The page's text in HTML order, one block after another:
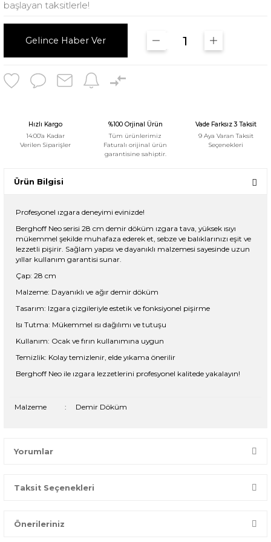
başlayan taksitlerle!
Gelince Haber Ver
Hızlı Kargo
14:00'a Kadar
Verilen Siparişler
%100 Orjinal Ürün
Tüm ürünlerimiz
Faturalı orijinal ürün
garantisine sahiptir.
Vade Farksız 3 Taksit
9 Aya Varan Taksit
Seçenekleri
Ürün Bilgisi
Profesyonel ızgara deneyimi evinizde!
Berghoff Neo serisi 28 cm demir döküm ızgara tava, yüksek ısıyı
mükemmel şekilde muhafaza ederek et, sebze ve balıklarınızı eşit ve
lezzetli pişirir. Sağlam yapısı ve dayanıklı malzemesi sayesinde uzun
yıllar kullanım garantisi sunar.
Çap: 28 cm
Malzeme: Dayanıklı ve ağır demir döküm
Tasarım: Izgara çizgileriyle estetik ve fonksiyonel pişirme
Isı Tutma: Mükemmel ısı dağılımı ve tutuşu
Kullanım: Ocak ve fırın kullanımına uygun
Temizlik: Kolay temizlenir, elde yıkama önerilir
Berghoff Neo ile ızgara lezzetlerini profesyonel kalitede yakalayın!
Malzeme : Demir Döküm
Yorumlar
Bir dakikanızı ayırın, yorumunuzla başkalarının doğru seçim
Taksit Seçenekleri
Önerileriniz